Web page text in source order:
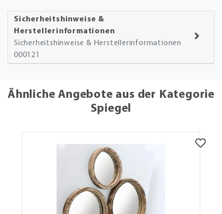
Sicherheitshinweise &
Herstellerinformationen
Sicherheitshinweise & Herstellerinformationen
000121
Ähnliche Angebote aus der Kategorie
Spiegel